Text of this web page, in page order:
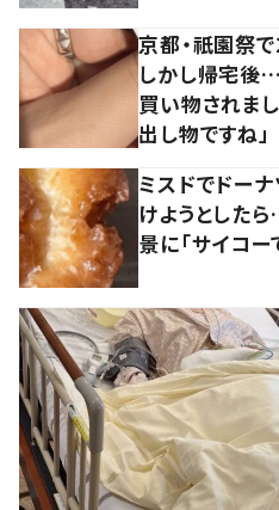
京都・祇園祭
しかし帰宅後
買い物されまし
出し物ですね」
ミスドでドー
けようとし
景に「サイコー